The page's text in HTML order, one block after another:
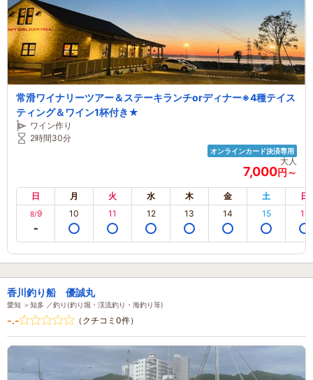
常滑ワイナリーツアー＆ステーキランチorディナー※4種テイス
ティング＆ワイン1杯付き★
ワイン作り
2時間30分
オンラインカード決済専用
大人
7,000円～
日 月 火 水 木 金 土 日
8/9 10 11 12 13 14 15 16
香川釣り船 優誠丸
愛知 ＞知多 ／釣り(釣り堀・渓流釣り・海釣り等)
-.- （クチコミ0件）